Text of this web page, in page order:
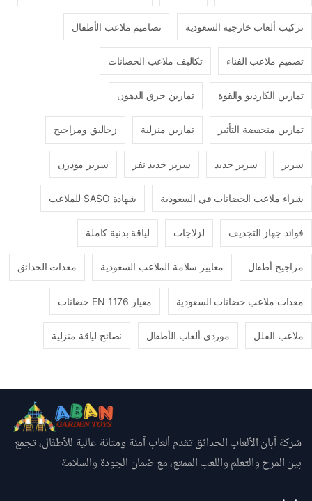
تركيب ألعاب خارجية السعودية تصاميم ملاعب الأطفال
تصميم ملاعب الفناء تكاليف ملاعب الحضانات
تمارين الكارديو والقوة تمارين حرق الدهون
تمارين منخفضة التأثير تمارين منزلية زحاليق ومراجيح
سرير سرير حديد سرير حديد نفر سرير مودرن
شراء ملاعب الحضانات في السعودية شهادة SASO للملاعب
فوائد جهاز التجديف لزلاجات لياقة بدنية كاملة
مراجيح أطفال معايير سلامة الملاعب السعودية معدات الحدائق
معدات ملاعب حضانات السعودية معيار EN 1176 حضانات
ملاعب الفلل موردي ألعاب الأطفال نصائح لياقة منزلية
شركة آبان الألعاب الحدائق تقدم ألعاب آمنة ومتانة عالية للأطفال، تجمع
بين المرح والتعلم واللعب الممتع، مع ضمان الجودة والسلامة